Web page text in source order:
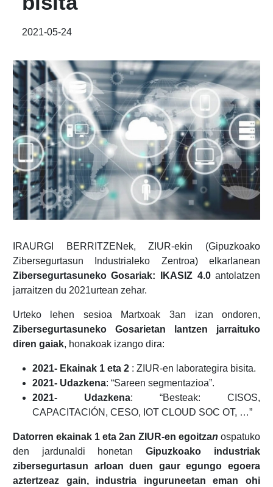
2021-05-24
IRAURGI BERRITZENek, ZIUR-ekin (Gipuzkoako
Zibersegurtasun Industrialeko Zentroa) elkarlanean
Zibersegurtasuneko Gosariak: IKASIZ 4.0antolatzen
jarraitzen du 2021urtean zehar.
Urteko lehen sesioa Martxoak 3an izan ondoren,
Zibersegurtasuneko Gosarietan lantzen jarraituko
diren gaiak, honakoak izango dira:
2021- Ekainak 1 eta 2: ZIUR-en laborategira bisita.
2021- Udazkena: “Sareen segmentazioa”.
2021- Udazkena: “Besteak: CISOS,
CAPACITACIÓN, CESO, IOT CLOUD SOC OT, …”
Datorren ekainak 1 eta 2an ZIUR-en egoitzan ospatuko
den jardunaldi honetanGipuzkoako industriak
zibersegurtasun arloan duen gaur egungo egoera
aztertzeaz gain, industria inguruneetan eman ohi